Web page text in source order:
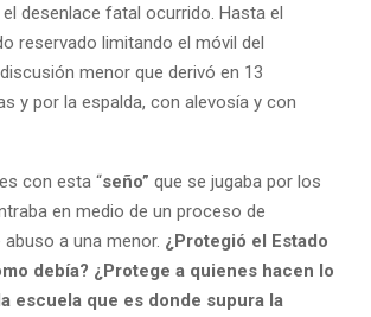
desenlace fatal ocurrido. Hasta el
reservado limitando el móvil del
menor que derivó en 13
y por la espalda, con alevosía y con
con esta “seño” que se jugaba por los
en medio de un proceso de
a una menor. ¿Protegió el Estado
debía? ¿Protege a quienes hacen lo
escuela que es donde supura la